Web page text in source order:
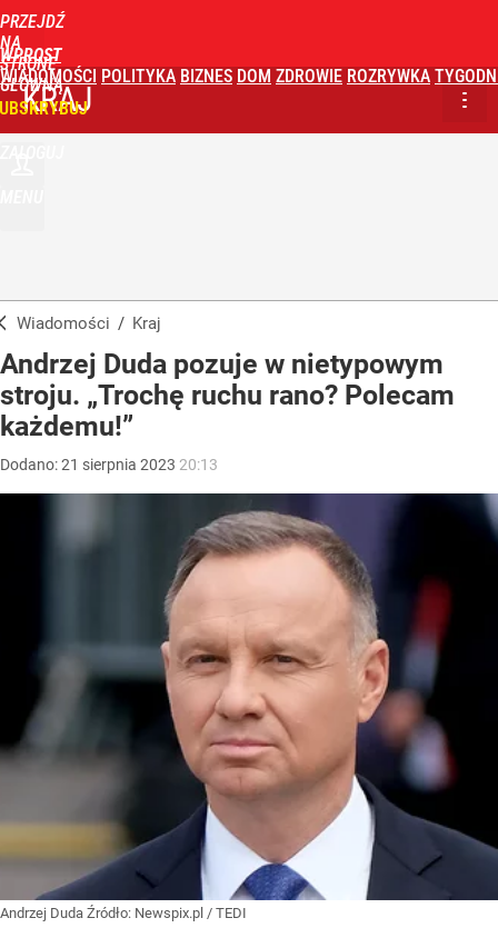
PRZEJDŹ
NA
STRONĘ
GŁÓWNĄ
WPROST
WIADOMOŚCI POLITYKA BIZNES DOM ZDROWIE ROZRYWKA
KRAJ
Wiadomości / Kraj
Andrzej Duda pozuje w nietypowym
stroju. „Trochę ruchu rano? Polecam
każdemu!”
Dodano:21 sierpnia 2023 20:13
Andrzej Duda Źródło: Newspix.pl / TEDI